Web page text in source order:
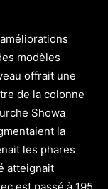
modèles
offrait une
de la colonne
Showa
la
les phares
atteignait